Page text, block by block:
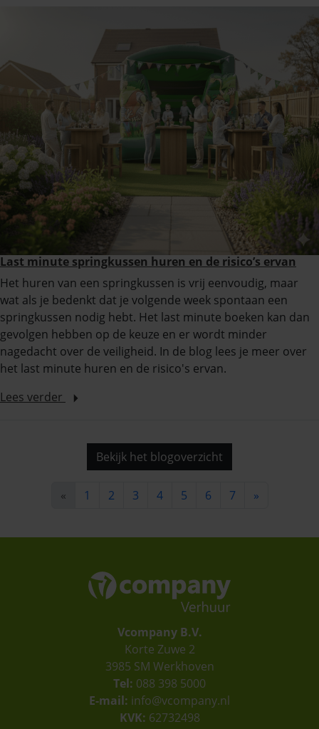
Last minute springkussen huren en de risico’s ervan
Het huren van een springkussen is vrij eenvoudig, maar
wat als je bedenkt dat je volgende week spontaan een
springkussen nodig hebt. Het last minute boeken kan dan
gevolgen hebben op de keuze en er wordt minder
nagedacht over de veiligheid. In de blog lees je meer over
het last minute huren en de risico's ervan.
Lees verder
Bekijk het blogoverzicht
« 1 2 3 4 5 6 7 »
Vcompany B.V.
Korte Zuwe 2
3985 SM Werkhoven
Tel: 088 398 5000
E-mail: info@vcompany.nl
KVK: 62732498